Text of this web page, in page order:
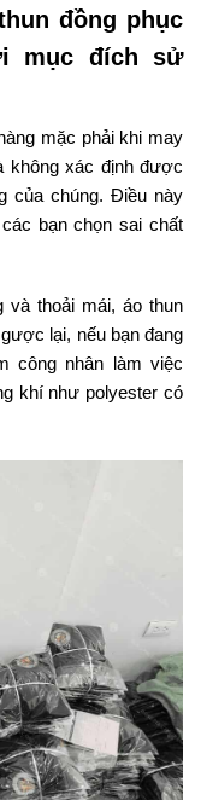
đồng phục
mục đích sử
mặc phải khi may
không xác định được
của chúng. Điều này
bạn chọn sai chất
thoải mái, áo thun
lại, nếu bạn đang
công nhân làm việc
khí như polyester có